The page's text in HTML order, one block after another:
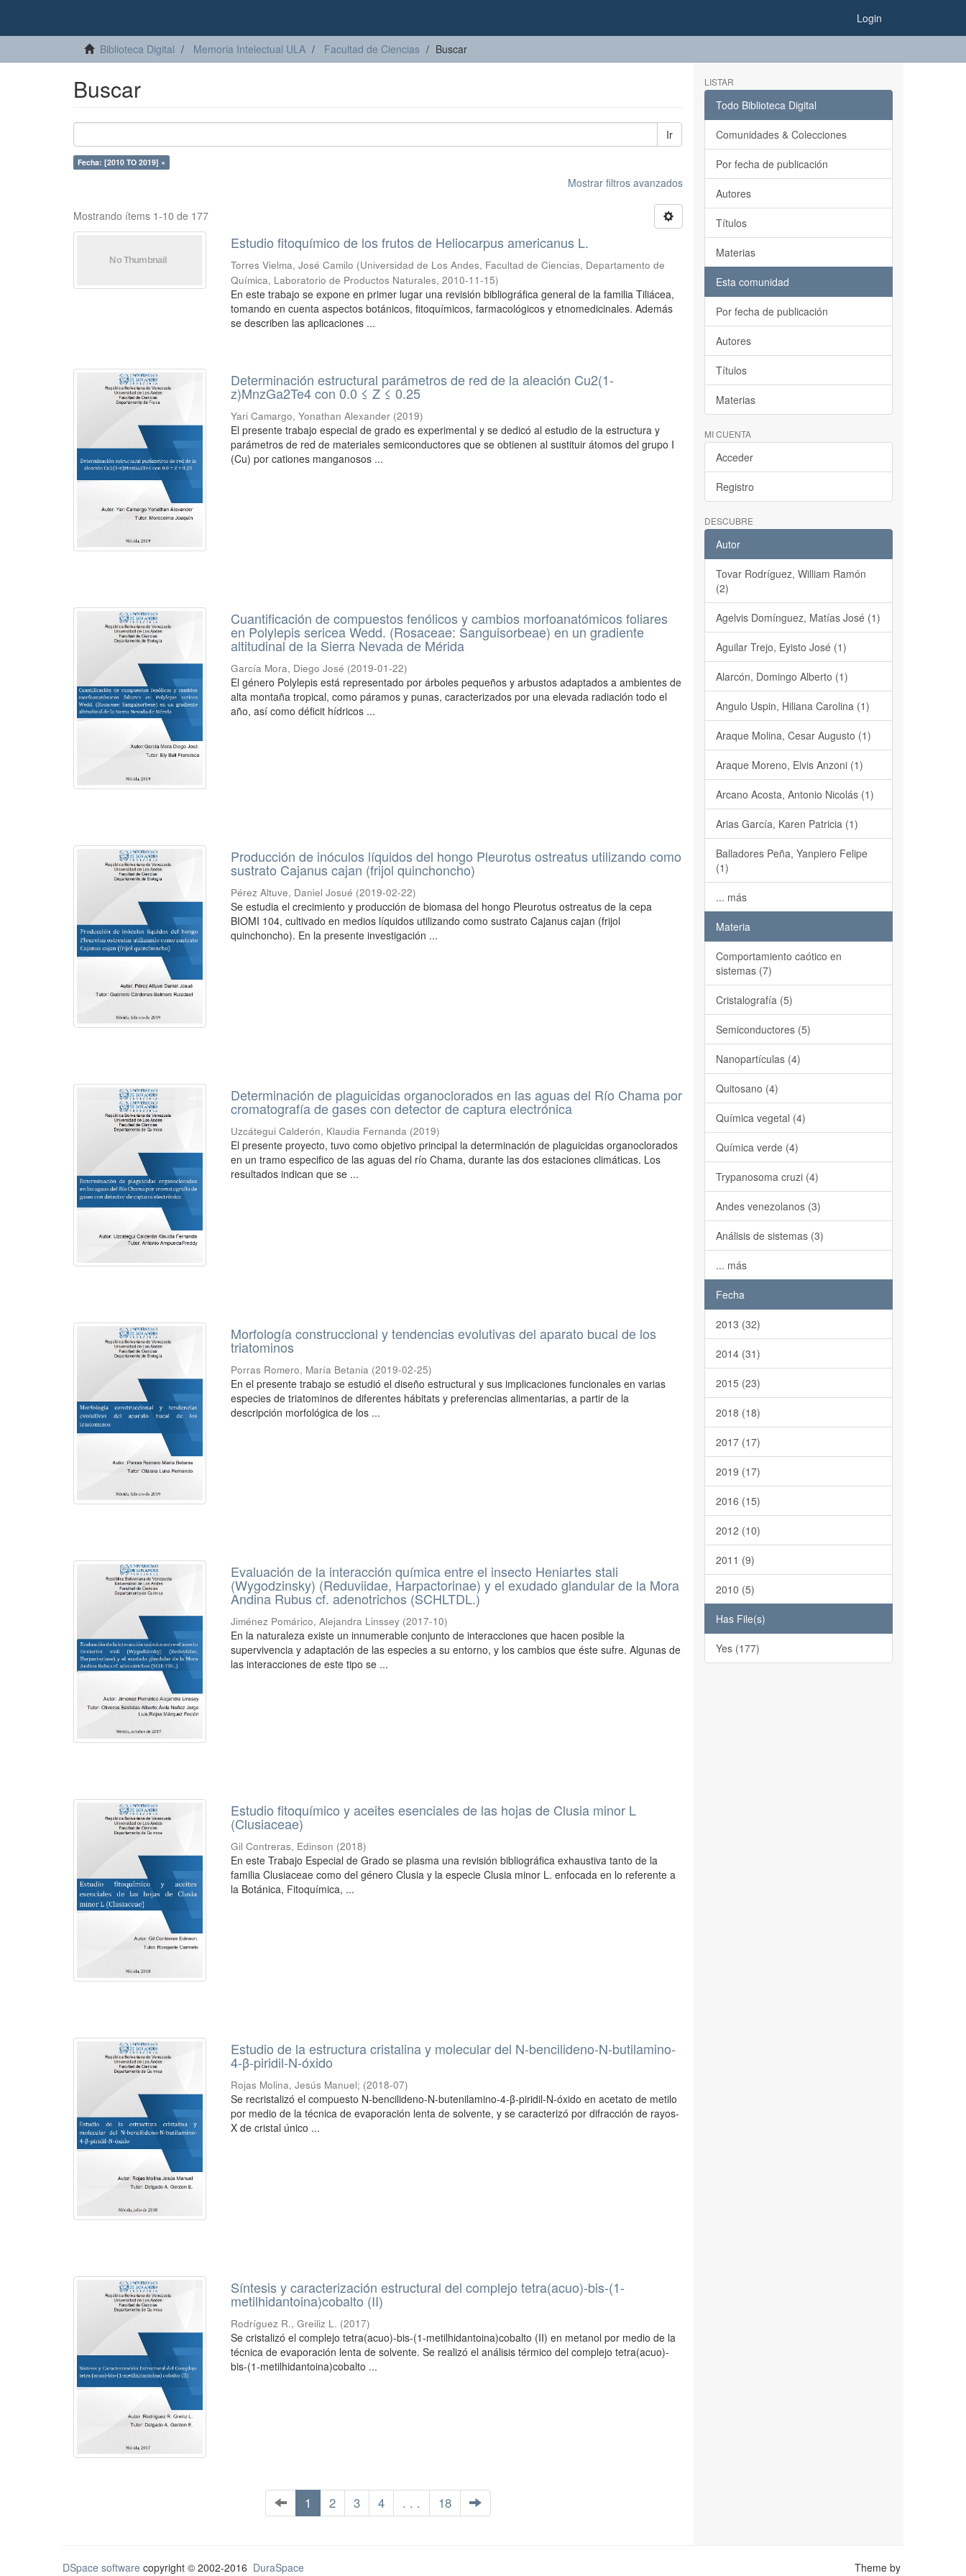
Login
Biblioteca Digital Memoria Intelectual ULA Facultad de Ciencias Buscar
Buscar
Ir
Fecha: [2010 TO 2019] ×
Mostrar filtros avanzados
Mostrando ítems 1-10 de 177
Estudio fitoquímico de los frutos de Heliocarpus americanus L.
Torres Vielma, José Camilo (Universidad de Los Andes, Facultad de Ciencias, Departamento de
Química, Laboratorio de Productos Naturales,2010-11-15)
En este trabajo se expone en primer lugar una revisión bibliográfica general de la familia Tiliácea,
tomando en cuenta aspectos botánicos, fitoquímicos, farmacológicos y etnomedicinales. Además
se describen las aplicaciones ...
Determinación estructural parámetros de red de la aleación Cu2(1-
z)MnzGa2Te4 con 0.0 ≤ Z ≤ 0.25
Yari Camargo, Yonathan Alexander (2019)
El presente trabajo especial de grado es experimental y se dedicó al estudio de la estructura y
parámetros de red de materiales semiconductores que se obtienen al sustituir átomos del grupo I
(Cu) por cationes manganosos ...
Cuantificación de compuestos fenólicos y cambios morfoanatómicos foliares
en Polylepis sericea Wedd. (Rosaceae: Sanguisorbeae) en un gradiente
altitudinal de la Sierra Nevada de Mérida
García Mora, Diego José (2019-01-22)
El género Polylepis está representado por árboles pequeños y arbustos adaptados a ambientes de
alta montaña tropical, como páramos y punas, caracterizados por una elevada radiación todo el
año, así como déficit hídricos ...
Producción de inóculos líquidos del hongo Pleurotus ostreatus utilizando como
sustrato Cajanus cajan (frijol quinchoncho)
Pérez Altuve, Daniel Josué (2019-02-22)
Se estudia el crecimiento y producción de biomasa del hongo Pleurotus ostreatus de la cepa
BIOMI 104, cultivado en medios líquidos utilizando como sustrato Cajanus cajan (frijol
quinchoncho). En la presente investigación ...
Determinación de plaguicidas organoclorados en las aguas del Río Chama por
cromatografía de gases con detector de captura electrónica
Uzcátegui Calderón, Klaudia Fernanda (2019)
El presente proyecto, tuvo como objetivo principal la determinación de plaguicidas organoclorados
en un tramo especifico de las aguas del río Chama, durante las dos estaciones climáticas. Los
resultados indican que se ...
Morfología construccional y tendencias evolutivas del aparato bucal de los
triatominos
Porras Romero, María Betania (2019-02-25)
En el presente trabajo se estudió el diseño estructural y sus implicaciones funcionales en varias
especies de triatominos de diferentes hábitats y preferencias alimentarias, a partir de la
descripción morfológica de los ...
Evaluación de la interacción química entre el insecto Heniartes stali
(Wygodzinsky) (Reduviidae, Harpactorinae) y el exudado glandular de la Mora
Andina Rubus cf. adenotrichos (SCHLTDL.)
Jiménez Pomárico, Alejandra Linssey (2017-10)
En la naturaleza existe un innumerable conjunto de interacciones que hacen posible la
supervivencia y adaptación de las especies a su entorno, y los cambios que éste sufre. Algunas de
las interacciones de este tipo se ...
Estudio fitoquímico y aceites esenciales de las hojas de Clusia minor L
(Clusiaceae)
Gil Contreras, Edinson (2018)
En este Trabajo Especial de Grado se plasma una revisión bibliográfica exhaustiva tanto de la
familia Clusiaceae como del género Clusia y la especie Clusia minor L. enfocada en lo referente a
la Botánica, Fitoquímica, ...
Estudio de la estructura cristalina y molecular del N-bencilideno-N-butilamino-
4-β-piridil-N-óxido
Rojas Molina, Jesús Manuel; (2018-07)
Se recristalizó el compuesto N-bencilideno-N-butenilamino-4-β-piridil-N-óxido en acetato de metilo
por medio de la técnica de evaporación lenta de solvente, y se caracterizó por difracción de rayos-
X de cristal único ...
Síntesis y caracterización estructural del complejo tetra(acuo)-bis-(1-
metilhidantoina)cobalto (II)
Rodríguez R., Greiliz L. (2017)
Se cristalizó el complejo tetra(acuo)-bis-(1-metilhidantoina)cobalto (II) en metanol por medio de la
técnica de evaporación lenta de solvente. Se realizó el análisis térmico del complejo tetra(acuo)-
bis-(1-metilhidantoina)cobalto ...
1 2 3 4 . . . 18
LISTAR
Todo Biblioteca Digital
Comunidades & Colecciones
Por fecha de publicación
Autores
Títulos
Materias
Esta comunidad
Por fecha de publicación
Autores
Títulos
Materias
MI CUENTA
Acceder
Registro
DESCUBRE
Autor
Tovar Rodríguez, William Ramón
(2)
Agelvis Domínguez, Matías José (1)
Aguilar Trejo, Eyisto José (1)
Alarcón, Domingo Alberto (1)
Angulo Uspin, Hiliana Carolina (1)
Araque Molina, Cesar Augusto (1)
Araque Moreno, Elvis Anzoni (1)
Arcano Acosta, Antonio Nicolás (1)
Arias García, Karen Patricia (1)
Balladores Peña, Yanpiero Felipe
(1)
... más
Materia
Comportamiento caótico en
sistemas (7)
Cristalografía (5)
Semiconductores (5)
Nanopartículas (4)
Quitosano (4)
Química vegetal (4)
Química verde (4)
Trypanosoma cruzi (4)
Andes venezolanos (3)
Análisis de sistemas (3)
... más
Fecha
2013 (32)
2014 (31)
2015 (23)
2018 (18)
2017 (17)
2019 (17)
2016 (15)
2012 (10)
2011 (9)
2010 (5)
Has File(s)
Yes (177)
DSpace software copyright © 2002-2016 DuraSpace
Theme by